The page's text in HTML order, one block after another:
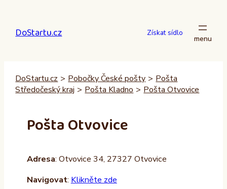
obsah
DoStartu.cz Získat sídlo
DoStartu.cz > Pobočky České pošty > Pošta
Středočeský kraj > Pošta Kladno > Pošta Otvovice
Pošta Otvovice
Adresa: Otvovice 34, 27327 Otvovice
Navigovat: Klikněte zde